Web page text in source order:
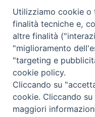
CONTATTI
info@fermodiocesi.it
pec:
SEGUICI SU
Facebook
Instagram
X
Utilizziamo cookie o
finalità tecniche e,
altre finalità
"miglioramento
"targeting e
cookie policy.
Cliccando su
cookie. Cliccando
maggiori